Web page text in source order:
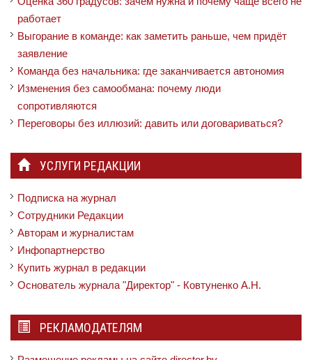
работает
Выгорание в команде: как заметить раньше, чем придёт
заявление
Команда без начальника: где заканчивается автономия
Изменения без самообмана: почему люди
сопротивляются
Переговоры без иллюзий: давить или договариваться?
УСЛУГИ РЕДАКЦИИ
Подписка на журнал
Сотрудники Редакции
Авторам и журналистам
Инфопартнерство
Купить журнал в редакции
Основатель журнала "Директор" - Ковтуненко А.Н.
РЕКЛАМОДАТЕЛЯМ